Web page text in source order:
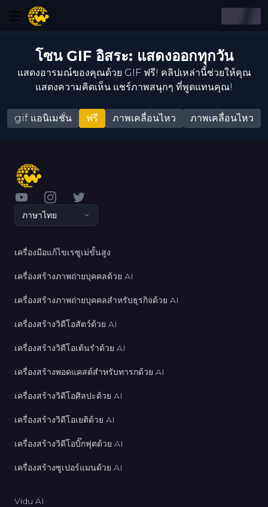
โซน GIF อิสระ: แสดงออกทุกวัน
แสดงอารมณ์ของคุณด้วย GIF ฟรี! คลิปเหล่านี้ช่วยให้คุณ
แสดงความคิดเห็น แชร์ภาพสนุกๆ ที่พูดแทนคุณ!
gif แอนิเมชั่น ฟรี ภาพเคลื่อนไหว ภาพเคลื่อนไหว
YouTubeInstagram
Twitter
ภาษาไทย
เครื่องมือแก้ไขเรซูเม่ขั้นสูง
เครื่องสร้างภาพถ่ายบุคคลด้วย AI
เครื่องสร้างภาพถ่ายบุคคลสำหรับธุรกิจด้วย AI
เครื่องสร้างวิดีโอสัตว์ด้วย AI
เครื่องสร้างวิดีโอเต้นรำด้วย AI
เครื่องสร้างพอดแคสต์สำหรับทารกด้วย AI
เครื่องสร้างวิดีโอศิลปะด้วย AI
เครื่องสร้างวิดีโอเยติด้วย AI
เครื่องสร้างวิดีโอบิ๊กฟุตด้วย AI
เครื่องสร้างซูเปอร์แมนด้วย AI
Vidu AI